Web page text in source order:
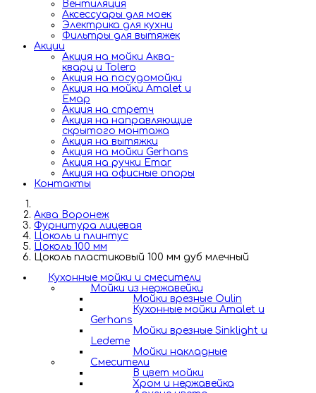
Вентиляция
Аксессуары для моек
Электрика для кухни
Фильтры для вытяжек
Акции
Акция на мойки Аква-
кварц и Tolero
Акция на посудомойки
Акция на мойки Amalet и
Емар
Акция на стретч
Акция на направляющие
скрытого монтажа
Акция на вытяжки
Акция на мойки Gerhans
Акция на ручки Emar
Акция на офисные опоры
Контакты
Аква Воронеж
Фурнитура лицевая
Цоколь и плинтус
Цоколь 100 мм
Цоколь пластиковый 100 мм дуб млечный
Кухонные мойки и смесители
Мойки из нержавейки
Мойки врезные Oulin
Кухонные мойки Amalet и
Gerhans
Мойки врезные Sinklight и
Ledeme
Мойки накладные
Смесители
В цвет мойки
Хром и нержавейка